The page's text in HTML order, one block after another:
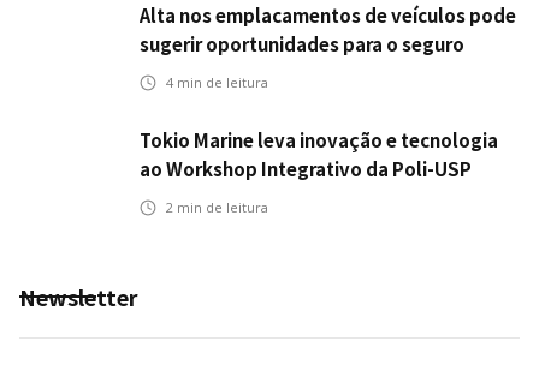
Alta nos emplacamentos de veículos pode
sugerir oportunidades para o seguro
automotivo
4 min de leitura
Tokio Marine leva inovação e tecnologia
ao Workshop Integrativo da Poli-USP
2 min de leitura
Newsletter